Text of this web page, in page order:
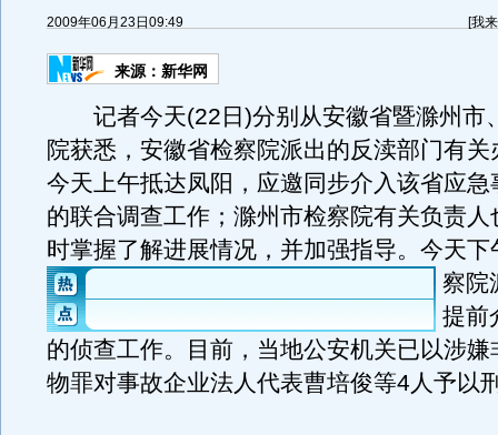
2009年06月23日09:49 [我
来源： 新华网
记者今天(22日)分别从安徽省暨滁州市
院获悉，安徽省检察院派出的反渎部门有
今天上午抵达凤阳，应邀同步介入该省应急
的联合调查工作；滁州市检察院有关负责人
时掌握了解进展情况，并加强指导。 今天下
察院
提前
的侦查工作。目前，当地公安机关已以涉嫌
物罪对事故企业法人代表曹培俊等4人予以